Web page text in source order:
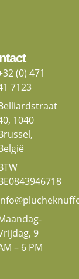
(0) 471
7123
1040
9
– 6 PM